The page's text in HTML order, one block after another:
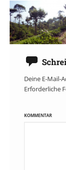
Deine E-Mail-
Erforderliche
KOMMENTAR